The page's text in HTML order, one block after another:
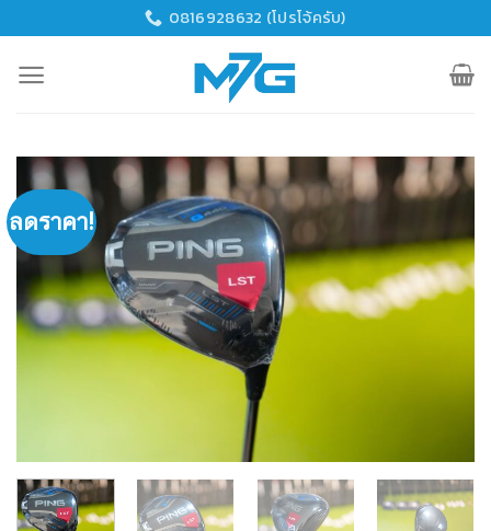
content
0816928632 (โปรโจ้ครับ)
ลดราคา!